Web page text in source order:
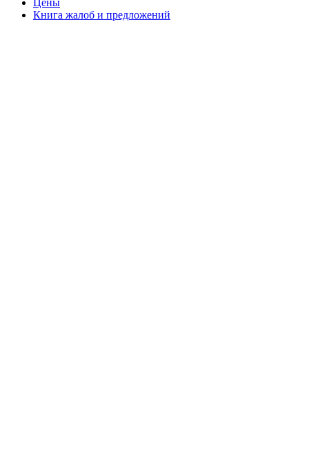
Цены
Книга жалоб и предложений